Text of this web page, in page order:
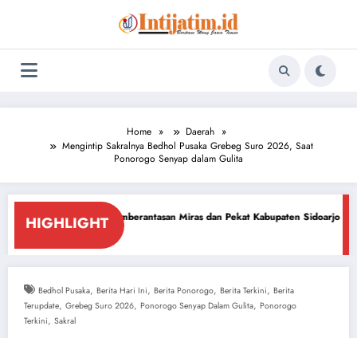
Home
Daerah
Mengintip Sakralnya Bedhol Pusaka Grebeg Suro 2026, Saat
Ponorogo Senyap dalam Gulita
HIGHLIGHTMiras dan Pekat Kabupaten Sidoarjo Sidoarjo Darurat
Bedhol Pusaka, Berita Hari Ini, Berita Ponorogo, Berita Terkini, Berita
Terupdate, Grebeg Suro 2026, Ponorogo Senyap Dalam Gulita, Ponorogo
Terkini, Sakral